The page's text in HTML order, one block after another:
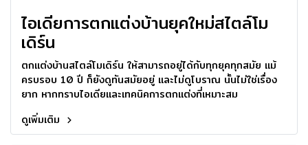
ไอเดียการตกแต่งบ้านยุคใหม่สไตล์โม
เดิร์น
ตกแต่งบ้านสไตล์โมเดิร์น ให้สามารถอยู่ได้กับทุกยุคทุกสมัย แม้
ครบรอบ 10 ปี ก็ยังดูทันสมัยอยู่ และไม่ดูโบราณ นั้นไม่ใช่เรื่อง
ยาก หากทราบไอเดียและเทคนิคการตกแต่งที่เหมาะสม
ดูเพิ่มเติม